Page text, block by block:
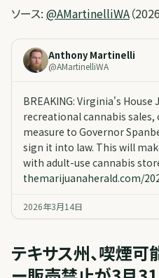
ソース: @AMartinelliWA（
Anthony Martinelli
@AMartinelliWA
BREAKING: Virginia's
recreational cannabis
measure to Governor
sign it into law. This will
with adult-use cannabis
themarijuanaherald.com/
2026年3月14日
テキサス州、喫煙